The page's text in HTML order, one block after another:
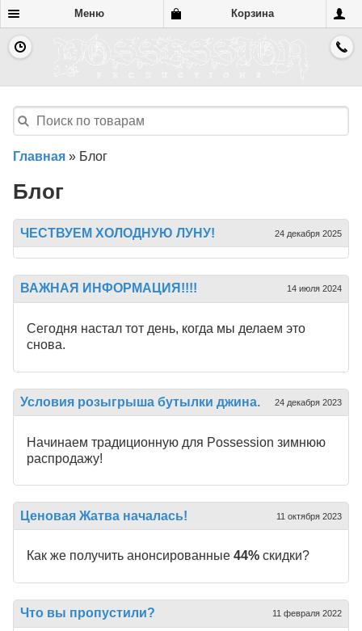
Меню Корзина
Главная » Блог
Блог
ЧЕСТВУЕМ ХОЛОДНУЮ ЛУНУ! 24 декабря 2025
ВАЖНАЯ ИНФОРМАЦИЯ!!!! 14 июля 2024
Сегодня настал тот день, когда мы делаем это
снова.
Условия розыгрыша бутылки джина. 24 декабря 2023
Начинаем традиционную для Possession зимнюю
распродажу!
Ценовая Жатва началась! 11 октября 2023
Как же получить анонсированные 44% скидки?
Что вы пропустили? 11 февраля 2022